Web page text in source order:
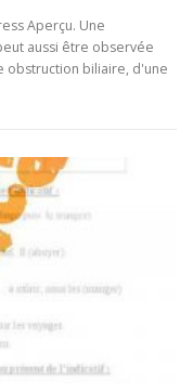
Aperçu. Une
aussi être observée
obstruction biliaire, d'une